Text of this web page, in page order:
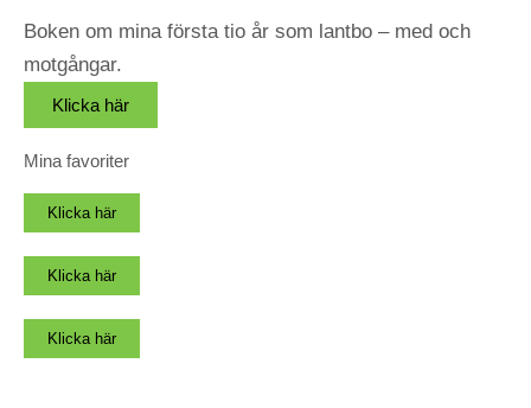
Boken om mina första tio år som lantbo – med och
motgångar.
Klicka här
Mina favoriter
Klicka här
Klicka här
Klicka här